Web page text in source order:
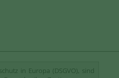
in Europa (DSGVO), sind